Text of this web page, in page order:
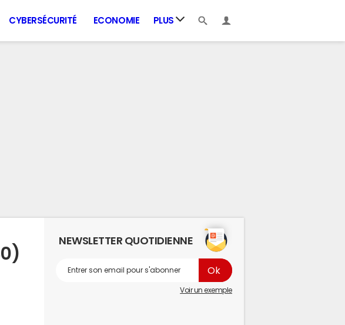
CYBERSÉCURITÉ ECONOMIE PLUS
NEWSLETTER QUOTIDIENNE
Voir un exemple